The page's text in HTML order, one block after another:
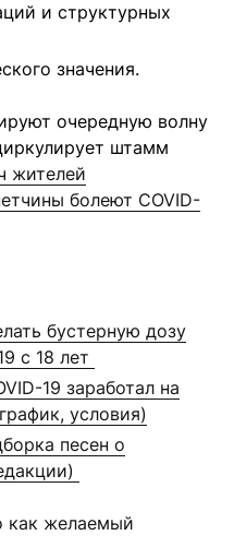
и структурных
значения.
очередную волну
штамм
жителей
болеют COVID-
бустерную дозу
с 18 лет
19 заработал на
условия)
песен о
как желаемый